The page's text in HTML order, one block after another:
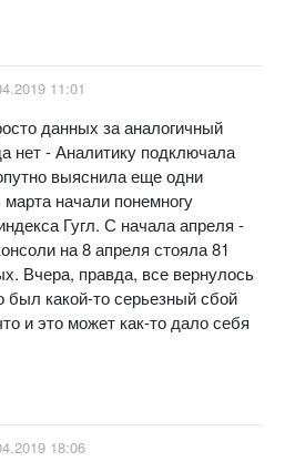
11:01
данных за аналогичный
нет - Аналитику подключала
выяснила еще одни
начали понемногу
Гугл. С начала апреля -
на 8 апреля стояла 81
Вчера, правда, все вернулось
был какой-то серьезный сбой
и это может как-то дало себя
18:06